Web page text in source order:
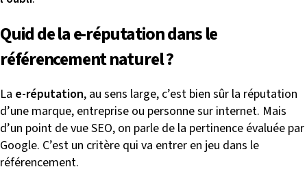
Quid de la e-réputation dans le
référencement naturel ?
La e-réputation, au sens large, c’est bien sûr la réputation
d’une marque, entreprise ou personne sur internet. Mais
d’un point de vue SEO, on parle de la pertinence évaluée par
Google. C’est un critère qui va entrer en jeu dans le
référencement.